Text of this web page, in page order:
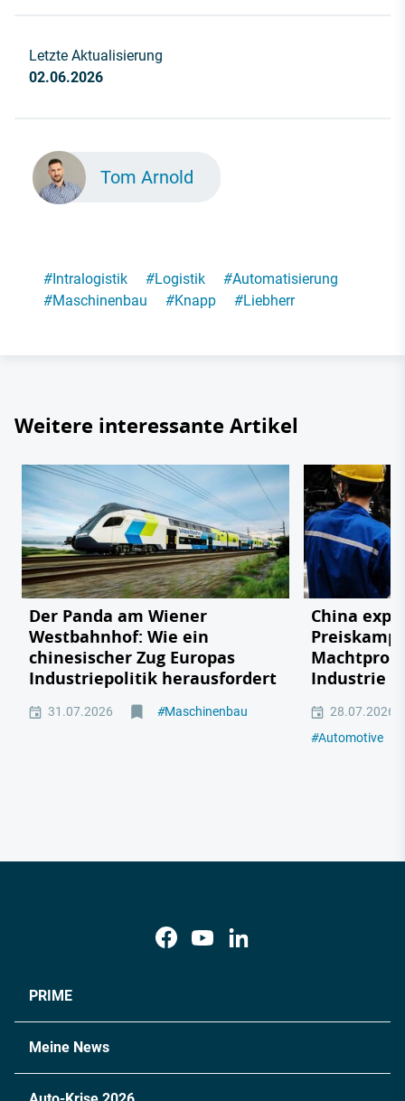
Letzte Aktualisierung
02.06.2026
Tom Arnold
#Intralogistik #Logistik #Automatisierung
#Maschinenbau #Knapp #Liebherr
Weitere interessante Artikel
Der Panda am Wiener
Westbahnhof: Wie ein
chinesischer Zug Europas
Industriepolitik herausfordert
31.07.2026 #Maschinenbau
China
Industrie
28.07.2026
#Automotive
PRIME
Meine News